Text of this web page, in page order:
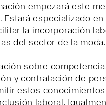
empezará este
especializado
la incorporación
del sector de la moda.
sobre
y contratación de
estos